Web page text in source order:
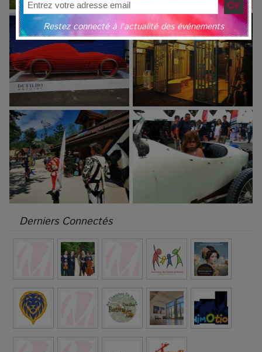
Derniers Connectés
Restez connecté à l'actualité des événements